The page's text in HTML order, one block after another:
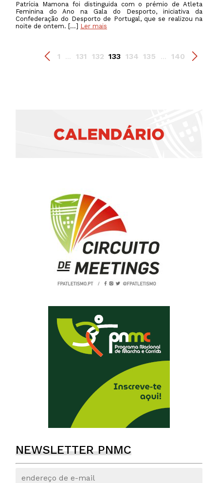
Patrícia Mamona foi distinguida com o prémio de Atleta
Feminina do Ano na Gala do Desporto, iniciativa da
Confederação do Desporto de Portugal, que se realizou na
noite de ontem. […] Ler mais
1 ... 131 132 133 134 135 ... 140
NEWSLETTER PNMC